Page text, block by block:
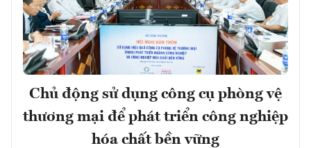
Chủ động sử dụng công cụ phòng vệ
thương mại để phát triển công nghiệp
hóa chất bền vững